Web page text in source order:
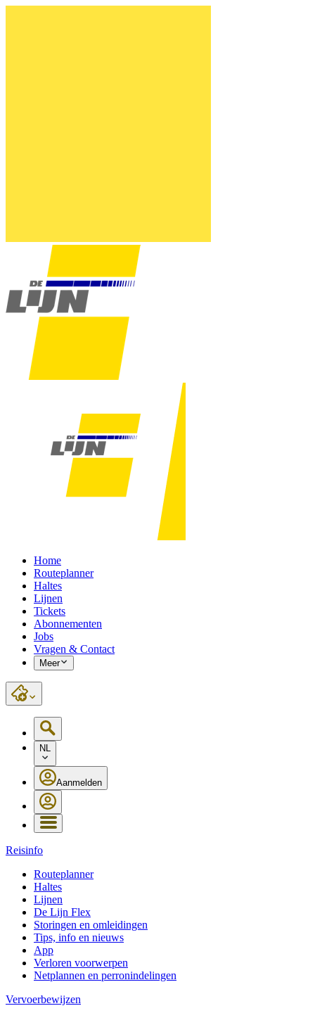
Home
Routeplanner
Haltes
Lijnen
Tickets
Abonnementen
Jobs
Vragen & Contact
Meer
NL
Aanmelden
Reisinfo
Routeplanner
Haltes
Lijnen
De Lijn Flex
Storingen en omleidingen
Tips, info en nieuws
App
Verloren voorwerpen
Netplannen en perronindelingen
Vervoerbewijzen